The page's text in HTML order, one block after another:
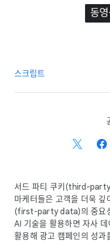
동영
스크립트
고객이 직접
있죠.
계정에 연결
고객 데이터
적용하면 캠페
수 있기 때문
00:30
캠페인을 자동
M
o
d
u
서드 파티 쿠키(third-
마케터들은 고객을 더욱 깊
(first-party data)의 중요
AI 기술을 활용하면 자사
활용해 광고 캠페인의 성과